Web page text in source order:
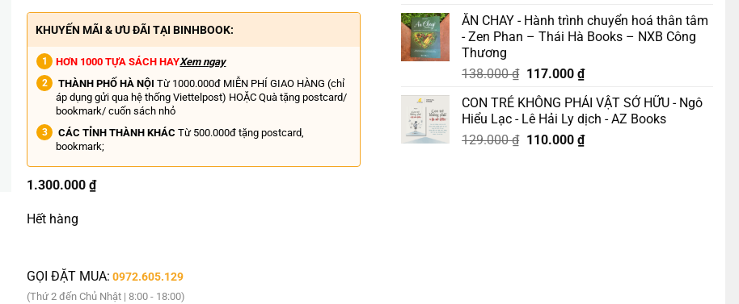
KHUYẾN MÃI & ƯU ĐÃI TẠI BINHBOOK:
HƠN 1000 TỰA SÁCH HAYXem ngay
THÀNH PHỐ HÀ NỘI Từ 1000.000đ MIỄN PHÍ GIAO HÀNG (chỉ
áp dụng gửi qua hệ thống Viettelpost) HOẶC Quà tặng postcard/
bookmark/ cuốn sách nhỏ
CÁC TỈNH THÀNH KHÁC Từ 500.000đ tặng postcard,
bookmark;
1.300.000₫
Hết hàng
GỌI ĐẶT MUA: 0972.605.129
(Thứ 2 đến Chủ Nhật | 8:00 - 18:00)
là:
1.050.000 ₫.
tại
là:
ĂN CHAY - Hành trình chuyển hoá thân tâm
- Zen Phan – Thái Hà Books – NXB Công
Thương
138.000₫ Giá
là:
138.000 ₫.
117.000 ₫Giá
tại
là:
117.000 ₫.
CON TRẺ KHÔNG PHẢI VẬT SỞ HỮU - Ngô
Hiểu Lạc - Lê Hải Ly dịch - AZ Books
129.000₫ Giá
110.000 ₫Giá